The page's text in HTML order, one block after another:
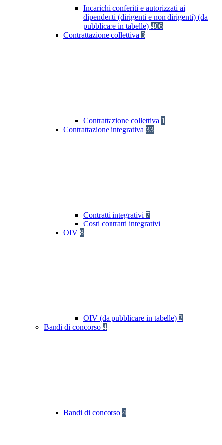
Incarichi conferiti e autorizzati ai
dipendenti (dirigenti e non dirigenti) (da
pubblicare in tabelle) 406
Contrattazione collettiva 3
Contrattazione collettiva 1
Contrattazione integrativa 33
Contratti integrativi 7
Costi contratti integrativi
OIV 8
OIV (da pubblicare in tabelle) 2
Bandi di concorso 4
Bandi di concorso 4